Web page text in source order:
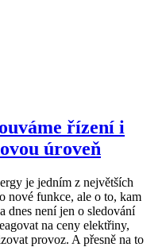
řízení i
úroveň
je jedním z největších
nové funkce, ale o to, kam
dnes není jen o sledování
na ceny elektřiny,
provoz. A přesně na to